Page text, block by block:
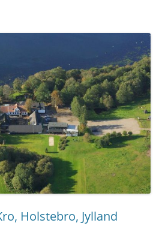
Holstebro, Jylland